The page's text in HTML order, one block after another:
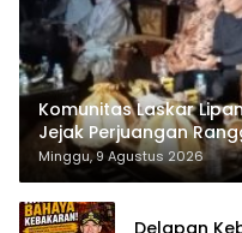
Komunitas Laskar
Jejak Perjuangan
Takalar: Apresiasi
yang Tak Ternilai”.
Minggu, 9 Agustus 2026
Delapan